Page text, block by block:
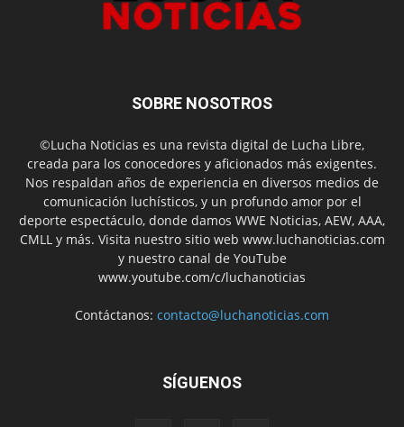
SOBRE NOSOTROS
©Lucha Noticias es una revista digital de Lucha Libre,
creada para los conocedores y aficionados más exigentes.
Nos respaldan años de experiencia en diversos medios de
comunicación luchísticos, y un profundo amor por el
deporte espectáculo, donde damos WWE Noticias, AEW, AAA,
CMLL y más. Visita nuestro sitio web www.luchanoticias.com
y nuestro canal de YouTube
www.youtube.com/c/luchanoticias
Contáctanos: contacto@luchanoticias.com
SÍGUENOS